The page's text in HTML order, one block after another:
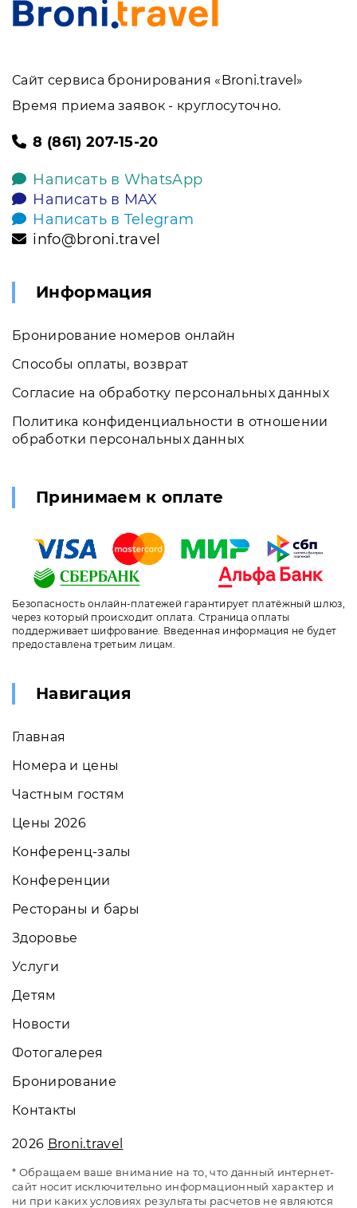
Сайт сервиса бронирования «Broni.travel»
Время приема заявок - круглосуточно.
8 (861) 207-15-20
Написать в WhatsApp
Написать в MAX
Написать в Telegram
info@broni.travel
Информация
Бронирование номеров онлайн
Способы оплаты, возврат
Согласие на обработку персональных данных
Политика конфиденциальности в отношении
обработки персональных данных
Принимаем к оплате
Безопасность онлайн-платежей гарантирует платёжный шлюз,
через который происходит оплата. Страница оплаты
поддерживает шифрование. Введенная информация не будет
предоставлена третьим лицам.
Навигация
Главная
Номера и цены
Частным гостям
Цены 2026
Конференц-залы
Конференции
Рестораны и бары
Здоровье
Услуги
Детям
Новости
Фотогалерея
Бронирование
Контакты
2026 Broni.travel
* Обращаем ваше внимание на то, что данный интернет-
сайт носит исключительно информационный характер и
ни при каких условиях результаты расчетов не являются